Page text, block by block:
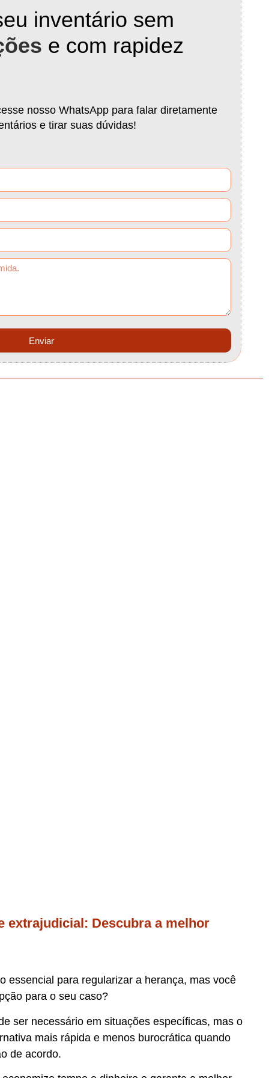
inventário sem
e com rapidez
nosso WhatsApp para falar diretamente
e tirar suas dúvidas!
Enviar
extrajudicial: Descubra a melhor
essencial para regularizar a herança, mas você
para o seu caso?
ser necessário em situações específicas, mas o
mais rápida e menos burocrática quando
de acordo.